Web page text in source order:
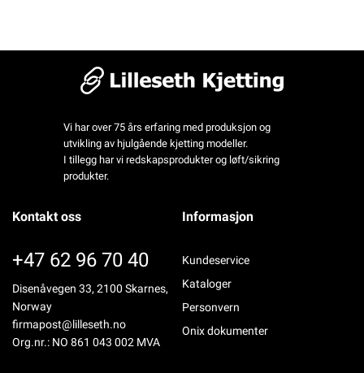
Vi har over 75 års erfaring med produksjon og
utvikling av hjulgående kjetting modeller.
I tillegg har vi redskapsprodukter og løft/sikring
produkter.
Kontakt oss
+47 62 96 70 40
Disenåvegen 33, 2100 Skarnes,
Norway
firmapost@lilleseth.no
Org.nr.: NO 861 043 002 MVA
Informasjon
Kundeservice
Kataloger
Personvern
Onix dokumenter